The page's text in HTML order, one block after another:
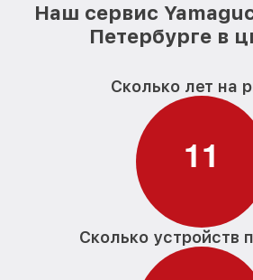
Наш сервис
Петербурге в
Сколько лет на
11
Сколько устройств